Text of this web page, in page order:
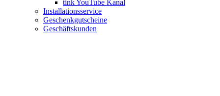
tink YouTube Kanal
Installationsservice
Geschenkgutscheine
Geschäftskunden